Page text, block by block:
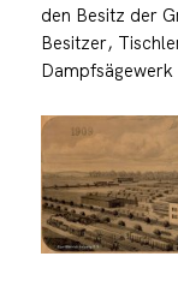
den Besitz der
Besitzer,